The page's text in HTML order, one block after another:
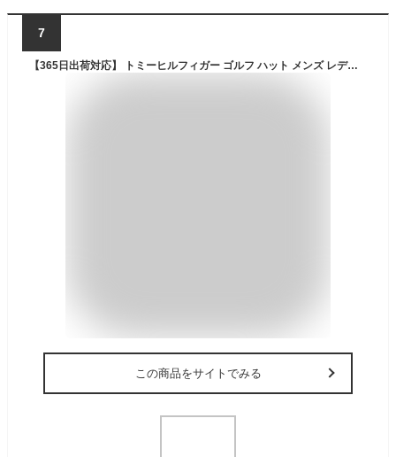
7
【365日出荷対応】 トミーヒルフィガー ゴルフ ハット メンズ レディース アドベンチャーハット 帽子 ネックガード付き ゴルフハット サイズ調節 無地 ブランド THMB3F11 TOMMY HILFIGER GOLF
この商品をサイトでみる